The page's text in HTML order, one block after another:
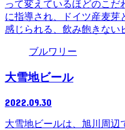
って変えているほどのこだ
に指導され、ドイツ産麦芽
感じられる、飲み飽きない
ブルワリー
大雪地ビール
2022.09.30
大雪地ビールは、旭川周辺